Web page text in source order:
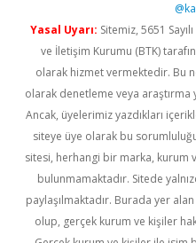
Yasal Uyarı: Sitemiz, 5651
ve İletişim Kurumu (BTK)
olarak hizmet vermektedir. Bu
olarak denetleme veya
Ancak, üyelerimiz yazdıkları
siteye üye olarak bu
sitesi, herhangi bir marka, kurum
bulunmamaktadır. Sitede
paylaşılmaktadır. Burada yer
olup, gerçek kurum ve kişiler